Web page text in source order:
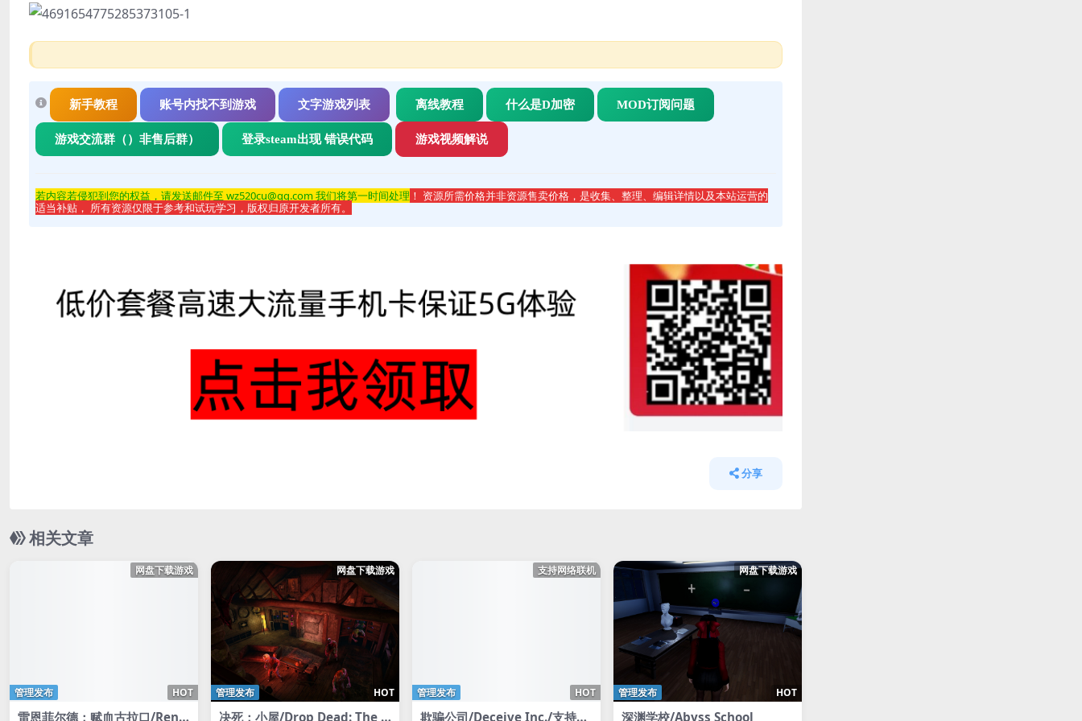
新手教程 账号内找不到游戏 文字游戏列表 离线教程 什么是D加密 MOD订阅问题
游戏交流群（）非售后群） 登录steam出现 错误代码 游戏视频解说
若内容若侵犯到您的权益，请发送邮件至 wz520cu@qq.com 我们将第一时间处理 ！ 资源所需价格并非资源售卖价格，是收集、整理、编辑详情以及本站运营的
适当补贴， 所有资源仅限于参考和试玩学习，版权归原开发者所有。
分享
相关文章
网盘下载游戏
HOT
管理发布
雷恩菲尔德：赋血古拉口/Renfi
网盘下载游戏
HOT
管理发布
决死：小屋/Drop Dead: The C
支持网络联机
HOT
管理发布
欺骗公司/Deceive Inc./支持网
网盘下载游戏
HOT
管理发布
深渊学校/Abyss School